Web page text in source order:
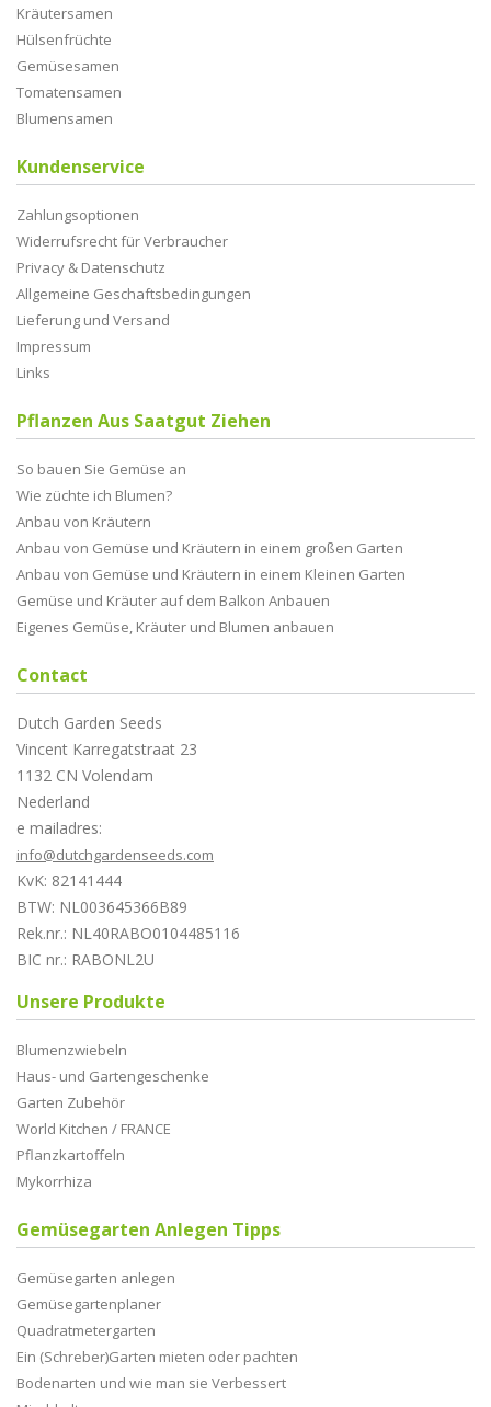
Kräutersamen
Hülsenfrüchte
Gemüsesamen
Tomatensamen
Blumensamen
Kundenservice
Zahlungsoptionen
Widerrufsrecht für Verbraucher
Privacy & Datenschutz
Allgemeine Geschaftsbedingungen
Lieferung und Versand
Impressum
Links
Pflanzen Aus Saatgut Ziehen
So bauen Sie Gemüse an
Wie züchte ich Blumen?
Anbau von Kräutern
Anbau von Gemüse und Kräutern in einem großen Garten
Anbau von Gemüse und Kräutern in einem Kleinen Garten
Gemüse und Kräuter auf dem Balkon Anbauen
Eigenes Gemüse, Kräuter und Blumen anbauen
Contact
Dutch Garden Seeds
Vincent Karregatstraat 23
1132 CN Volendam
Nederland
e mailadres:
info@dutchgardenseeds.com
KvK: 82141444
BTW: NL003645366B89
Rek.nr.: NL40RABO0104485116
BIC nr.: RABONL2U
Unsere Produkte
Blumenzwiebeln
Haus- und Gartengeschenke
Garten Zubehör
World Kitchen / FRANCE
Pflanzkartoffeln
Mykorrhiza
Gemüsegarten Anlegen Tipps
Gemüsegarten anlegen
Gemüsegartenplaner
Quadratmetergarten
Ein (Schreber)Garten mieten oder pachten
Bodenarten und wie man sie Verbessert